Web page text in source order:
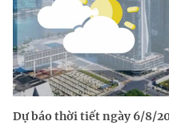
Dự báo thời tiết ngày 6/8/